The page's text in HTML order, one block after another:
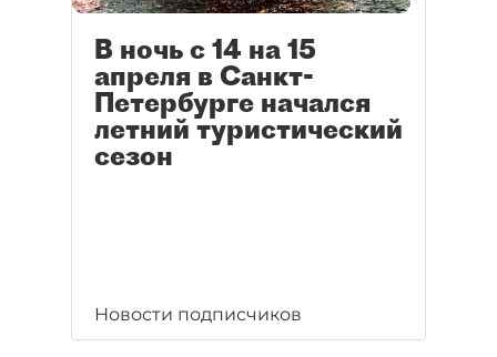
В ночь с 14 на 15
апреля в Санкт-
Петербурге начался
летний туристический
сезон
Новости подписчиков